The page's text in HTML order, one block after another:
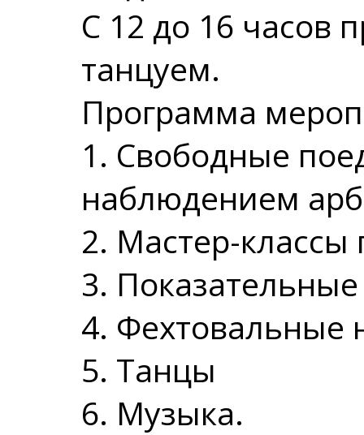
С 12 до 16 часов
танцуем.
Программа
1. Свободные
наблюдением
2. Мастер-
3.
4. Фехтовальные
5. Танцы
6. Музыка.